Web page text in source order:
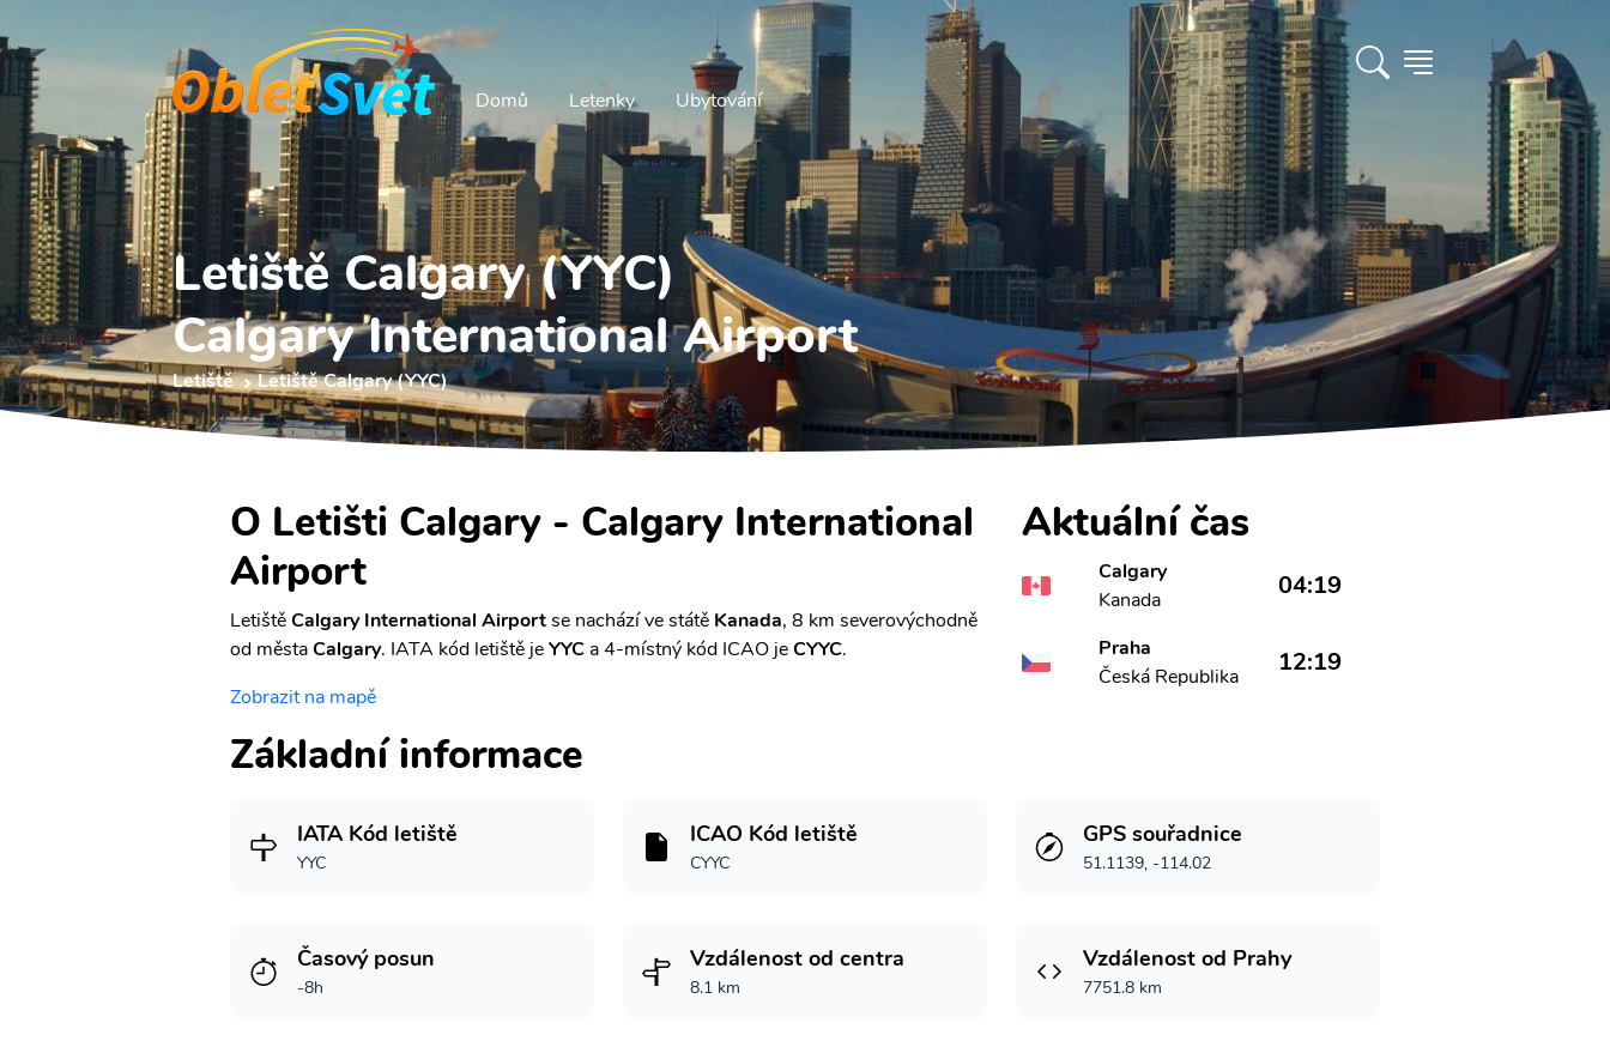
Domů Letenky Ubytování
Letiště Calgary (YYC)
Calgary International Airport
Letiště Letiště Calgary (YYC)
O Letišti Calgary - Calgary International
Airport
LetištěCalgary International Airportse nachází ve státě Kanada, 8 km severovýchodně
od městaCalgary. IATA kód letiště jeYYC a 4-místný kód ICAO jeCYYC.
Zobrazit na mapě
Aktuální čas
Calgary
Kanada
04:19
Praha
Česká Republika
12:19
Základní informace
IATA Kód letiště
YYC
ICAO Kód letiště
CYYC
GPS souřadnice
51.1139, -114.02
Časový posun
-8h
Vzdálenost od centra
8.1 km
Vzdálenost od Prahy
7751.8 km